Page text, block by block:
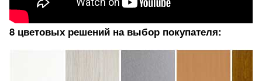
8 цветовых решений на выбор покупателя: